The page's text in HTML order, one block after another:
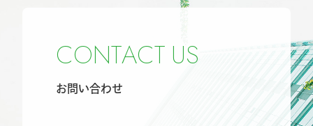
CONTACT US
お問い合わせ